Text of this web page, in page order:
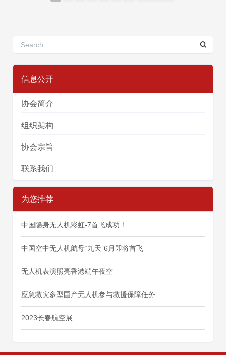
信息公开
协会简介
组织架构
协会宗旨
联系我们
为您推荐
中国隐身无人机彩虹-7首飞成功！
中国空中无人机航母“九天”6月即将首飞
无人机表演照亮香港端午夜空
应急救灾多型国产无人机参与救援保障任务
2023长春航空展